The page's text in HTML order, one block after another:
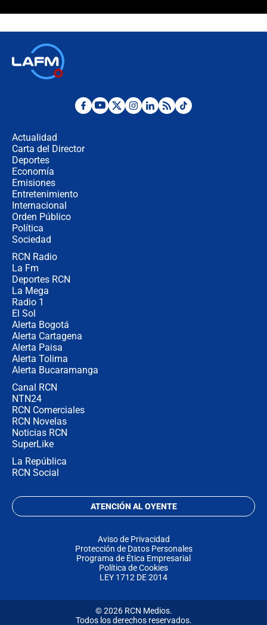
Posesión de Abelardo De La Espriella
Actualidad
Carta del Director
Deportes
Economía
Emisiones
Entretenimiento
Internacional
Orden Público
Política
Sociedad
RCN Radio
La Fm
Deportes RCN
La Mega
Radio 1
El Sol
Alerta Bogotá
Alerta Cartagena
Alerta Paisa
Alerta Tolima
Alerta Bucaramanga
Canal RCN
NTN24
RCN Comerciales
RCN Novelas
Noticias RCN
SuperLike
La República
RCN Social
ATENCIÓN AL OYENTE
Aviso de Privacidad
Protección de Datos Personales
Programa de Ética Empresarial
Política de Cookies
LEY 1712 DE 2014
© 2026 RCN Medios.
Todos los derechos reservados.